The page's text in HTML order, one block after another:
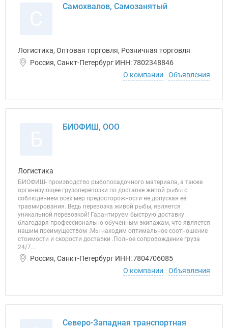
Самохвалов, Самозанятый
Логистика, Оптовая торговля, Розничная торговля
Россия, Санкт-Петербург ИНН: 7802348846
О компании
Объявления
БИОФИШ, ООО
Логистика
БИОФИШ- производство рыбопосадочного материала, а также
организующее грузоперевозки по доставке живой рыбы с
соблюдением всех мер предосторожности не допуская её
травмирования. Ведь перевозка живой рыбы, является
уникальной перевозкой! Гарантируем быструю доставку
благодаря профессионально обученным экипажам, что является
нашим преимуществом .Мы находим оптимальное соотношение
стоимости и скорости доставки .Полное сопровождение груза
24/7....
Россия, Санкт-Петербург ИНН: 7804706085
О компании
Объявления
Северо-Западная транспортная